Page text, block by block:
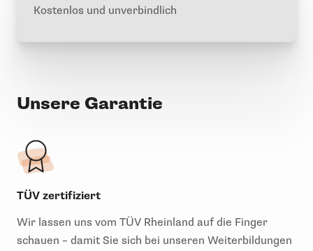
Kostenlos und unverbindlich
Unsere Garantie
TÜV zertifiziert
Wir lassen uns vom TÜV Rheinland auf die Finger
schauen – damit Sie sich bei unseren Weiterbildungen